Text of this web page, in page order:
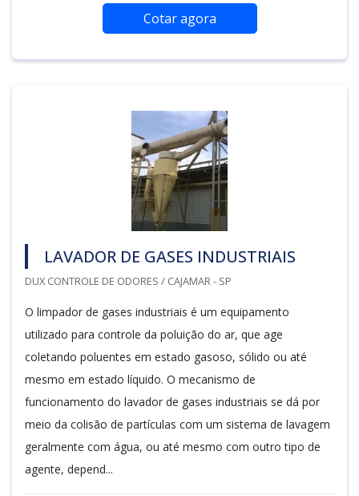
Cotar agora
LAVADOR DE GASES INDUSTRIAIS
DUX CONTROLE DE ODORES / CAJAMAR - SP
O limpador de gases industriais é um equipamento
utilizado para controle da poluição do ar, que age
coletando poluentes em estado gasoso, sólido ou até
mesmo em estado líquido. O mecanismo de
funcionamento do lavador de gases industriais se dá por
meio da colisão de partículas com um sistema de lavagem
geralmente com água, ou até mesmo com outro tipo de
agente, depend...